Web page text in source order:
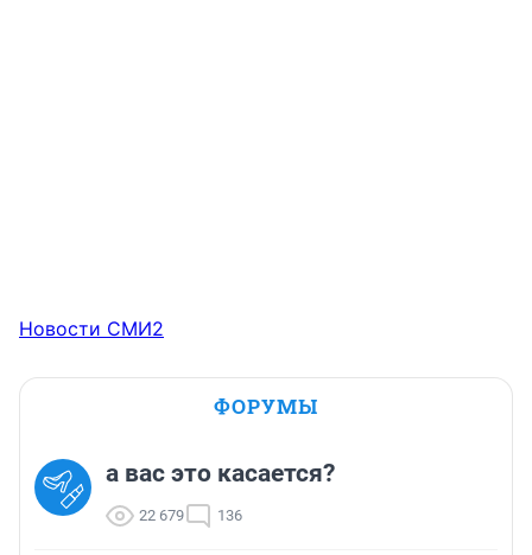
Новости СМИ2
ФОРУМЫ
а вас это касается?
22 679 136